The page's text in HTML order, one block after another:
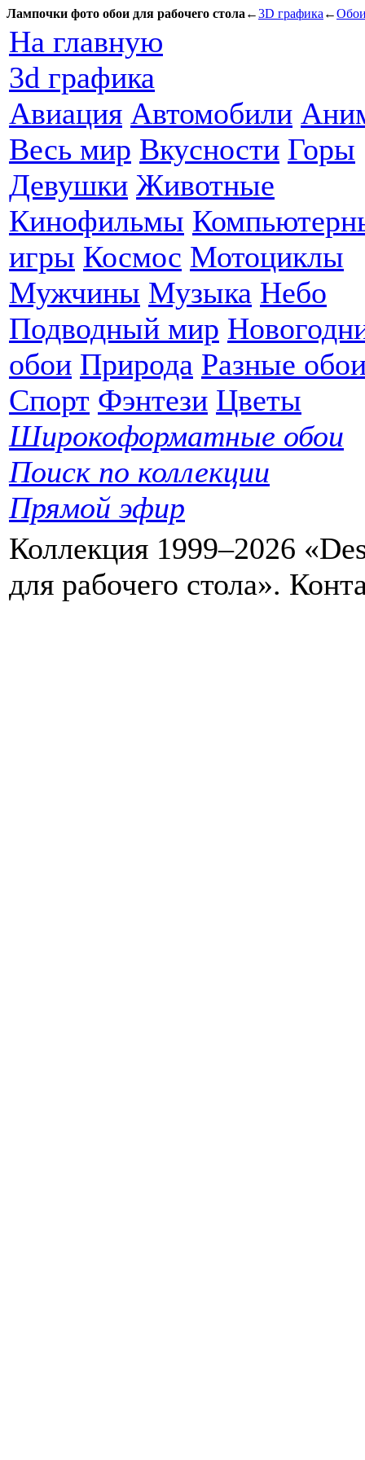
Лампочки фото обои для рабочего стола ←3D графика ←Обои
На главную
3d графика
Авиация Автомобили
Весь мир Вкусности Горы
Девушки Животные
Кинофильмы
игры Космос Мотоциклы
Мужчины Музыка Небо
Подводный мир
обои Природа Разные
Спорт Фэнтези Цветы
Широкоформатные обои
Поиск по коллекции
Прямой эфир
Коллекция 1999–2026
для рабочего стола».